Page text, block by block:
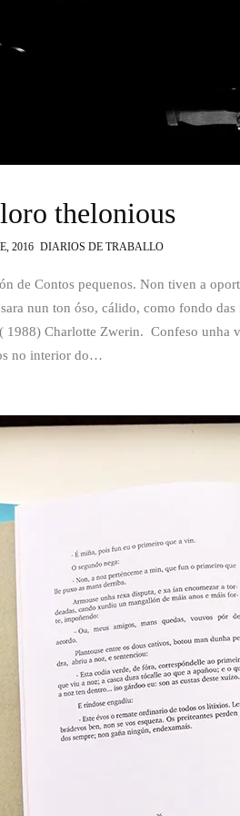
thelonious
2016 DIARIOS DE TRABALLO
de Contos pequenos. Non tiven a
nun ton óso, cálido, como fondo
1988) Charlotte Zwerin. Confeso unha
no interior do…